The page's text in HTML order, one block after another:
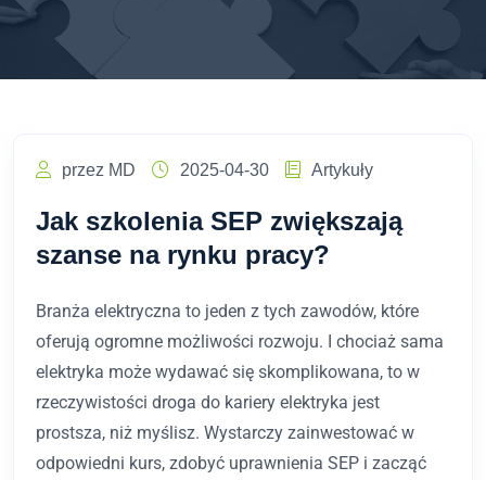
przez MD 2025-04-30 Artykuły
Jak szkolenia SEP zwiększają
szanse na rynku pracy?
Branża elektryczna to jeden z tych zawodów, które
oferują ogromne możliwości rozwoju. I chociaż sama
elektryka może wydawać się skomplikowana, to w
rzeczywistości droga do kariery elektryka jest
prostsza, niż myślisz. Wystarczy zainwestować w
odpowiedni kurs, zdobyć uprawnienia SEP i zacząć